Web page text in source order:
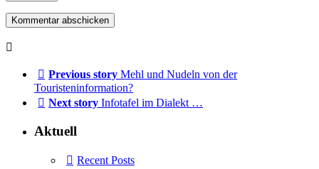
Previous story Mehl und Nudeln von der
Touristeninformation?
Next story Infotafel im Dialekt …
Aktuell
Recent Posts